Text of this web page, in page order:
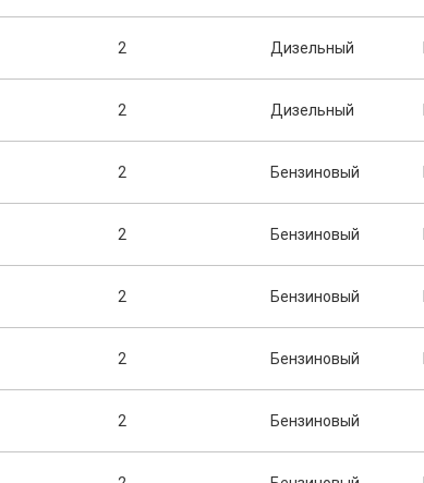
2 Дизельный
2 Дизельный
2 Бензиновый
2 Бензиновый
2 Бензиновый
2 Бензиновый
2 Бензиновый